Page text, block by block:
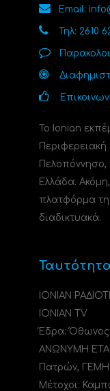
Email:
Τηλ: 2610
Το Ionian
Πελοπόννησο,
Ελλάδα.
πλατφόρμα
διαδικτυακά.
ΙΟΝΙΑΝ
IONIAN TV
Έδρα: Όθωνος
ΑΝΩΝΥΜΗ
Πατρών,
Μέτοχοι: